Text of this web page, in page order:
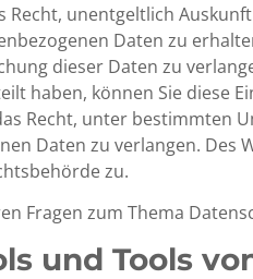
Recht, unentgeltlich
Daten zu
dieser Daten zu
haben, können Sie diese
Recht, unter bestimmten
Daten zu verlangen. Des
zu.
Fragen zum Thema
und Tools